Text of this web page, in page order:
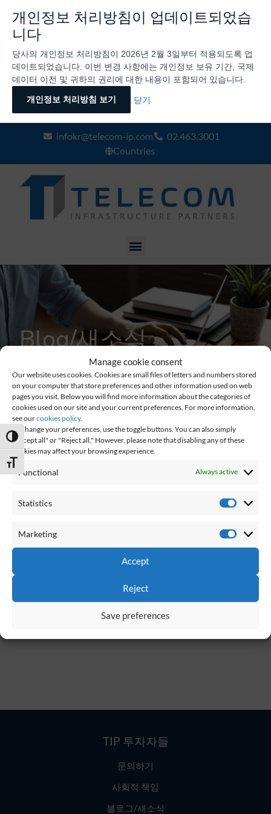
Manage cookie consent
Our website uses cookies. Cookies are small files of letters and numbers stored
on your computer that store preferences and other information used on web
pages you visit. Below you will find more information about the categories of
cookies used on our site and your current preferences. For more information,
see ourcookies policy.
To change your preferences, use the toggle buttons. You can also simply
"Accept all" or "Reject all." However, please note that disabling any of these
cookies may affect your browsing experience.
Functional Always active
Statistics
Marketing
Accept
Reject
Save preferences
Toggle High Contrast
Toggle Font size
infokr@telecom-ip.com
02.463.3001
Countries
Blog/새소식
블로그 / 새소식
산업은 끊임없이
변화하고 있습니
다.
TIP 투자자들
문의하기
사회적 책임
블로그/새소식
개인정보 처리방침이 업데이트되었습
니다
당사의 개인정보 처리방침이 2026년 2월 3일부터 적용되도록 업
데이트되었습니다. 이번 변경 사항에는 개인정보 보유 기간, 국제
데이터 이전 및 귀하의 권리에 대한 내용이 포함되어 있습니다.
개인정보 처리방침 보기 닫기